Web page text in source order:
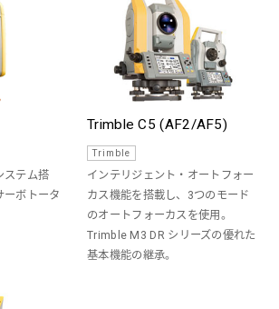
ステム搭
ーボトータ
Trimble C5 (AF2/AF5)
Trimble
インテリジェント・オートフォー
カス機能を搭載し、3つのモード
のオートフォーカスを使用。
Trimble M3 DR シリーズの優れた
基本機能の継承。